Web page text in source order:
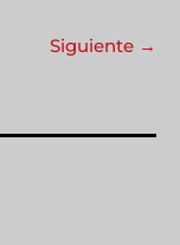
Siguiente →